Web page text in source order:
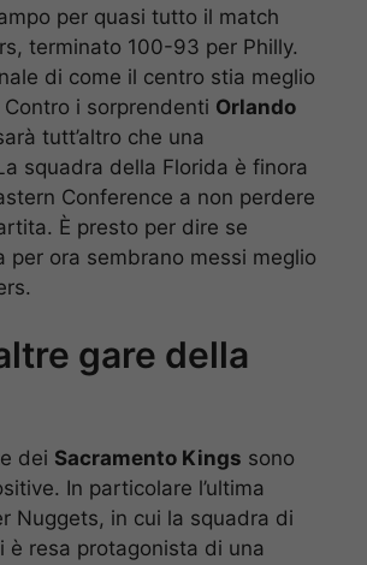
per quasi tutto il match
terminato 100-93 per Philly.
di come il centro stia meglio
i sorprendenti Orlando
tutt’altro che una
squadra della Florida è finora
Conference a non perdere
È presto per dire se
per ora sembrano messi meglio
gare della
dei Sacramento Kings sono
In particolare l’ultima
Nuggets, in cui la squadra di
è resa protagonista di una